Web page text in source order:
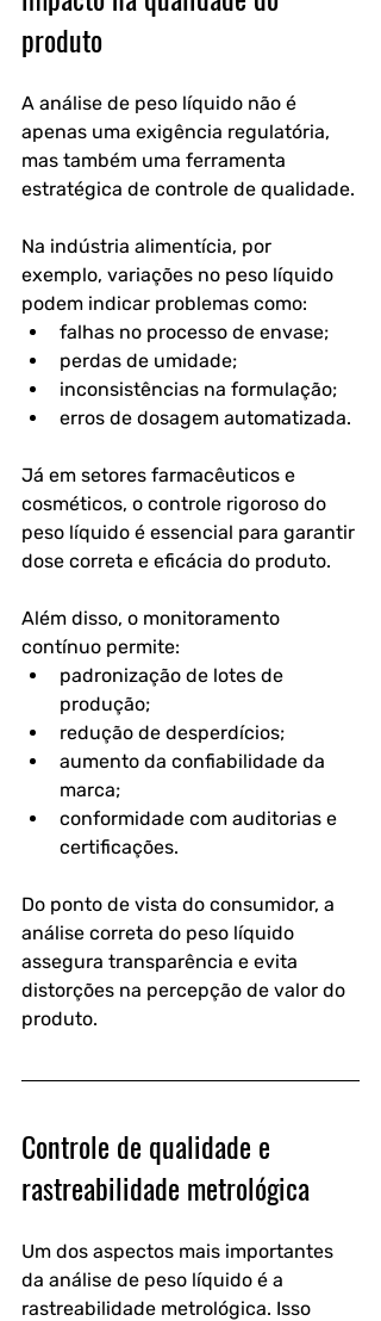
produto
A análise de peso líquido não é
apenas uma exigência regulatória,
mas também uma ferramenta
estratégica de controle de qualidade.
Na indústria alimentícia, por
exemplo, variações no peso líquido
podem indicar problemas como:
falhas no processo de envase;
perdas de umidade;
inconsistências na formulação;
erros de dosagem automatizada.
Já em setores farmacêuticos e
cosméticos, o controle rigoroso do
peso líquido é essencial para garantir
dose correta e eficácia do produto.
Além disso, o monitoramento
contínuo permite:
padronização de lotes de
produção;
redução de desperdícios;
aumento da confiabilidade da
marca;
conformidade com auditorias e
certificações.
Do ponto de vista do consumidor, a
análise correta do peso líquido
assegura transparência e evita
distorções na percepção de valor do
produto.
Controle de qualidade e
rastreabilidade metrológica
Um dos aspectos mais importantes
da análise de peso líquido é a
rastreabilidade metrológica. Isso